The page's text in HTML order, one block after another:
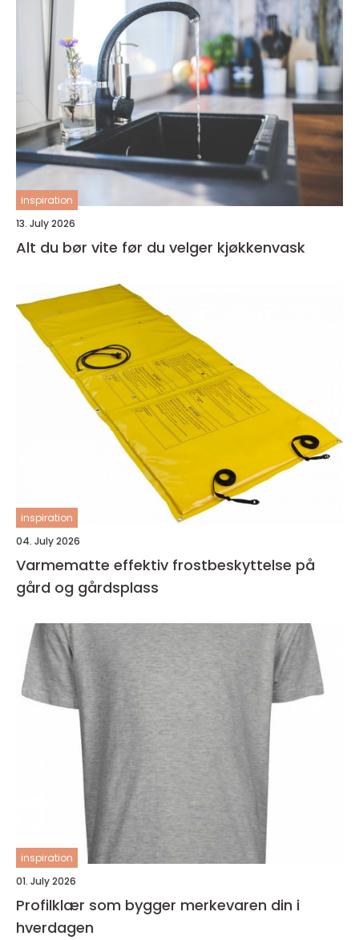
inspiration
13. July 2026
Alt du bør vite før du velger kjøkkenvask
inspiration
04. July 2026
Varmematte effektiv frostbeskyttelse på
gård og gårdsplass
inspiration
01. July 2026
Profilklær som bygger merkevaren din i
hverdagen